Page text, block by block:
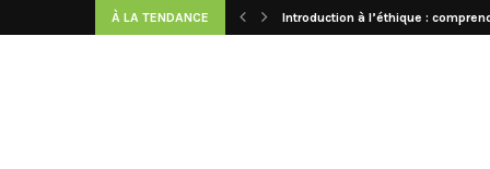
À LA TENDANCE Introduction à l’éthique :